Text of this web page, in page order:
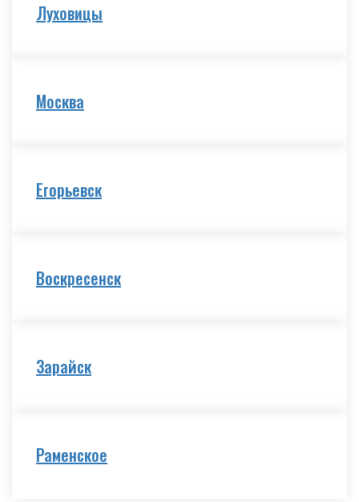
Луховицы
Москва
Егорьевск
Воскресенск
Зарайск
Раменское